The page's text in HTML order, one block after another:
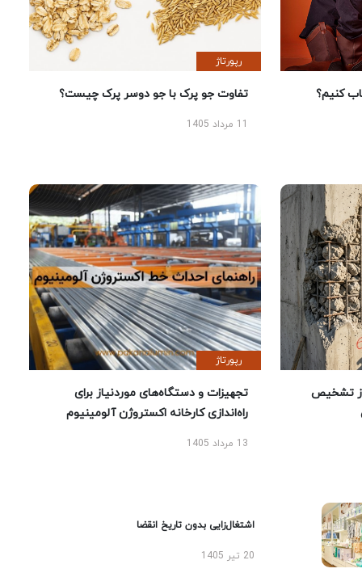
کنیم؟
رپورتاژ
تفاوت جو پرک با جو دوسر پرک چیست؟
تشخیص
رپورتاژ
تجهیزات و دستگاه‌های موردنیاز برای
راه‌اندازی کارخانه اکستروژن آلومینیوم
13 مرداد 1405
اشتغال‌زایی بدون تاریخ انقضا
20 تیر 1405